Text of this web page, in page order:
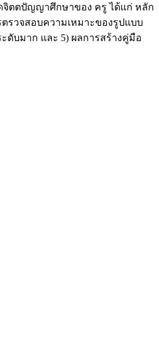
จิตตปัญญาศึกษาของ ครู ได้แก่ หลัก
รวจสอบความเหมาะของรูปแบบ
บมาก และ 5) ผลการสร้างคู่มือ